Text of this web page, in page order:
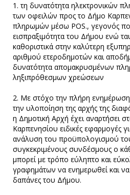
1. τη δυνατότητα ηλεκτρονικών
των οφειλών προς το Δήμο
πληρωμών μέσω POS., γεγονός
εισπραξιμότητα του Δήμου ενώ
καθοριστικά στην καλύτερη
αριθμού ετεροδημοτών και
δυνατότητα απομακρυσμένων
ληξιπρόθεσμων χρεώσεων
2. Με στόχο την πλήρη
την υλοποίηση της αρχής της
η Δημοτική Αρχή έχει αναρτήσει
Καρπενησίου ειδικές εφαρμογές
ανάλυση του προϋπολογισμού
συγκεκριμένους συνδέσμους ο
μπορεί με τρόπο εύληπτο και
γραφημάτων να ενημερωθεί και να
δαπάνες του Δήμου.